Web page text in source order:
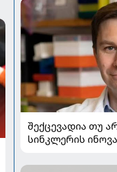
შექცევადია თუ
სინკლერის